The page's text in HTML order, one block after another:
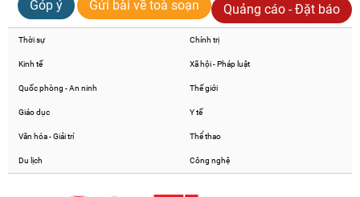
Góp ý
Gửi bài về toà soạn Quảng cáo - Đặt báo
Thời sự Chính trị
Kinh tế Xã hội - Pháp luật
Quốc phòng - An ninh Thế giới
Giáo dục Y tế
Văn hóa - Giải trí Thể thao
Du lịch Công nghệ